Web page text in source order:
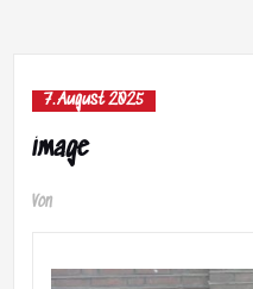
7. August 2025
image
Von